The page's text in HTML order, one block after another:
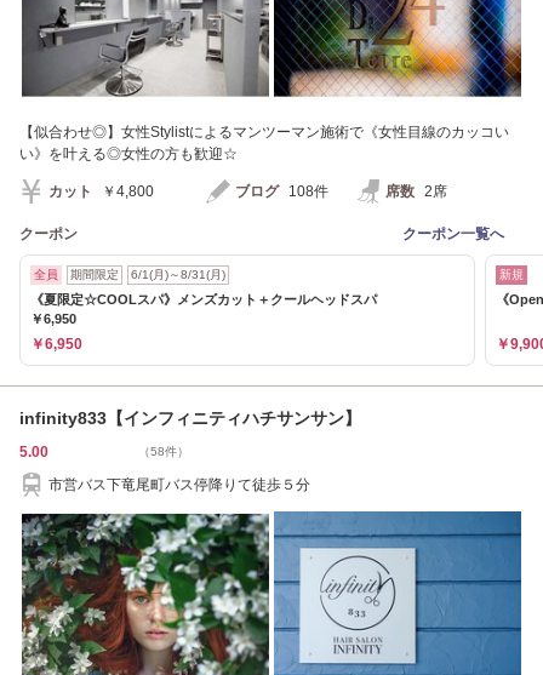
【似合わせ◎】女性Stylistによるマンツーマン施術で《女性目線のカッコい
い》を叶える◎女性の方も歓迎☆
カット ￥4,800 ブログ 108件 席数 2席
クーポン クーポン一覧へ
全員 期間限定 6/1(月)～8/31(月)
《夏限定☆COOLスパ》メンズカット＋クールヘッドスパ
￥6,950
￥6,950
新規
《
￥
infinity833【インフィニティハチサンサン】
5.00 （58件）
市営バス下竜尾町バス停降りて徒歩５分